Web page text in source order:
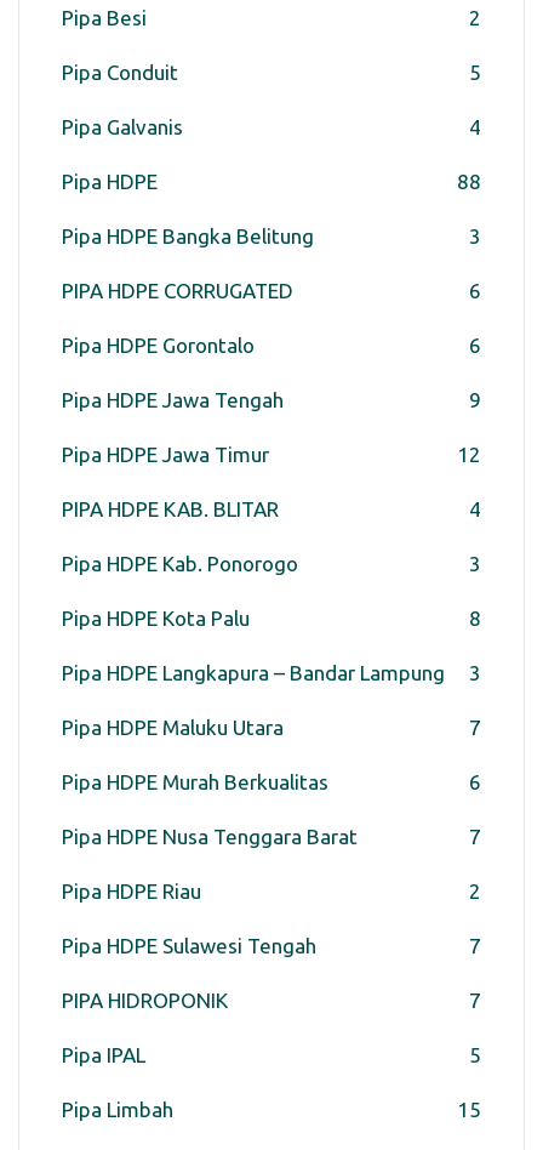
Pipa Besi 2
Pipa Conduit 5
Pipa Galvanis 4
Pipa HDPE 88
Pipa HDPE Bangka Belitung 3
PIPA HDPE CORRUGATED 6
Pipa HDPE Gorontalo 6
Pipa HDPE Jawa Tengah 9
Pipa HDPE Jawa Timur 12
PIPA HDPE KAB. BLITAR 4
Pipa HDPE Kab. Ponorogo 3
Pipa HDPE Kota Palu 8
Pipa HDPE Langkapura – Bandar Lampung 3
Pipa HDPE Maluku Utara 7
Pipa HDPE Murah Berkualitas 6
Pipa HDPE Nusa Tenggara Barat 7
Pipa HDPE Riau 2
Pipa HDPE Sulawesi Tengah 7
PIPA HIDROPONIK 7
Pipa IPAL 5
Pipa Limbah 15